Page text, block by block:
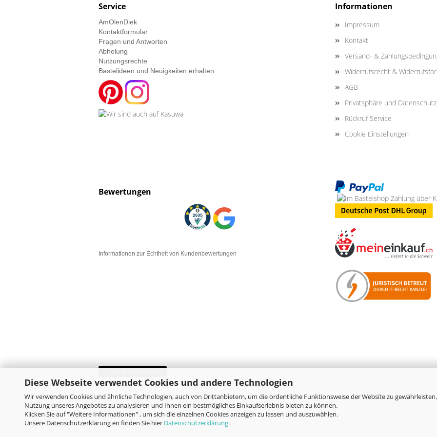
Diese Webseite verwendet Cookies und andere Technologien
Wir verwenden Cookies und ähnliche Technologien, auch von Drittanbietern, um die ordentliche Funktionsweise der Website zu
Nutzung unseres Angebotes zu analysieren und Ihnen ein bestmögliches Einkaufserlebnis bieten zu können.
Klicken Sie auf "Weitere Informationen" , um sich die einzelnen Cookies anzeigen zu lassen und auszuwählen.
Unsere Datenschutzerklärung en finden Sie hier Datenschutzerklärung.
Service
AmOlenDiek
Kontaktformular
Fragen und Antworten
Abholung
Nutzungsrechte
Bastelideen und Neuigkeiten erhalten
Informationen
Impressum
Kontakt
Versand- &
Widerrufsrecht &
AGB
Privatsphäre und Datenschutz
Rückruf Service
Cookie Einstellungen
Bewertungen
Informationen zur Echtheit von Kundenbewertungen
Online-Shopby Gambio.de © 2026